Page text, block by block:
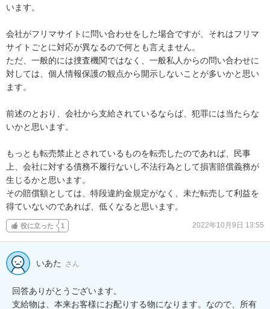
います。
会社がフリマサイトに問い合わせをした場合ですが、それはフリマ
サイトごとに対応が異なるので何とも言えません。
ただ、一般的には捜査機関ではなく、一般私人からの問い合わせに
対しては、個人情報保護の観点から開示しないことが多いかと思い
ます。
前述のとおり、会社から支給されているならば、犯罪には当たらな
いかと思います。
もっとも転売禁止とされているものを転売したのであれば、民事
上、会社に対する債務不履行ないし不法行為として損害賠償義務が
生じるかと思います。
その賠償額としては、特段違約金規定がなく、未だ転売して利益を
得ていないのであれば、低くなると思います。
役に立った 1 2022年10月9日 13:55
いあた さん
回答ありがとうございます。
支給物は、本来お客様にお配りする物になります。なので、所有